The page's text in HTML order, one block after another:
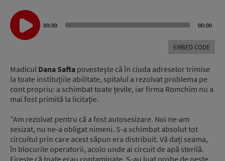
Audio
Player
00:00 00:00
EMBED CODE
Madicul Dana Safta povestește că în ciuda adreselor trimise
la toate instituțiile abilitate, spitalul a rezolvat problema pe
cont propriu: a schimbat toate țevile, iar firma Romchim nu a
mai fost primită la licitație.
”Am rezolvat pentru că a fost autosesizare. Noi ne-am
sesizat, nu ne-a obligat nimeni. S-a schimbat absolut tot
circuitul prin care acest săpun era distribuit. Vă dați seama,
în blocurile operatorii, acolo unde ai circuit de apă sterilă.